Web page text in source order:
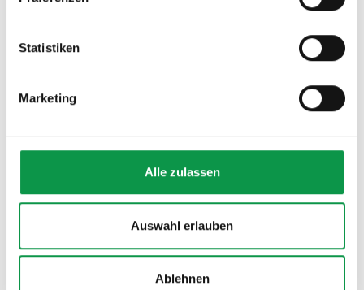
Informationen zu den verwendeten Cookies, zu Ihren
der Verwendung von Cookies nicht oder nur teilweise
zuzustimmen, finden Sie unter dem Link „Detaillierte
Statistiken
Marketing
Alle zulassen
Auswahl erlauben
Ablehnen
Zu Camcorder oder Telefon benötigen Sie außerdem